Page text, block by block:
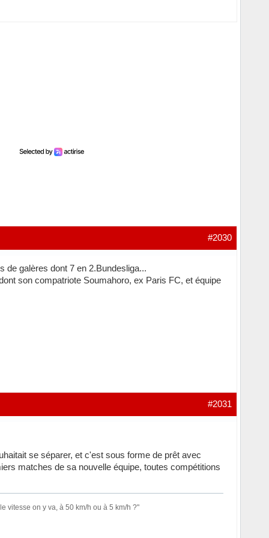
#2030
de galères dont 7 en 2.Bundesliga...
son compatriote Soumahoro, ex Paris FC, et équipe
#2031
se séparer, et c'est sous forme de prêt avec
matches de sa nouvelle équipe, toutes compétitions
vitesse on y va, à 50 km/h ou à 5 km/h ?"